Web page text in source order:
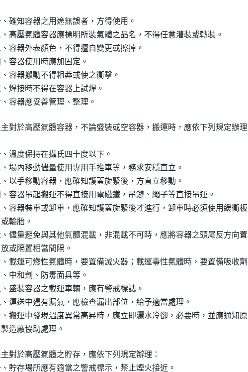
確知容器之用途無誤者，方得使用。
高壓氣體容器應標明所裝氣體之品名，不得任意灌裝或轉裝。
、容器外表顏色，不得擅自變更或擦掉。
、容器使用時應加固定。
、容器搬動不得粗莽或使之衝擊。
焊接時不得在容器上試焊。
容器應妥善管理、整理。
主對於高壓氣體容器，不論盛裝或空容器，搬運時，應依下列規定辦理
溫度保持在攝氏四十度以下。
場內移動儘量使用專用手推車等，務求安穩直立。
、以手移動容器，應確知護蓋旋緊後，方直立移動。
、容器吊起搬運不得直接用電磁鐵，吊鏈、繩子等直接吊運。
、容器裝車或卸車，應確知護蓋旋緊後才進行，卸車時必須使用緩衝板
或輪胎。
、儘量避免與其他氣體混載，非混載不可時，應將容器之頭尾反方向置
放或隔置相當間隔。
載運可燃性氣體時，要置備滅火器；載運毒性氣體時，要置備吸收劑
、中和劑、防毒面具等。
、盛裝容器之載運車輛，應有警戒標誌。
運送中遇有漏氣，應檢查漏出部位，給予適當處理。
搬運中發現溫度異常高昇時，應立即灑水冷卻，必要時，並應通知原
製造廠協助處理。
對於高壓氣體之貯存，應依下列規定辦理：
貯存場所應有適當之警戒標示，禁止煙火接近。